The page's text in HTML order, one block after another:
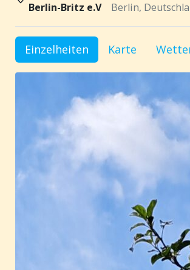
Berlin-Britz e.V
Berlin,
Einzelheiten Karte